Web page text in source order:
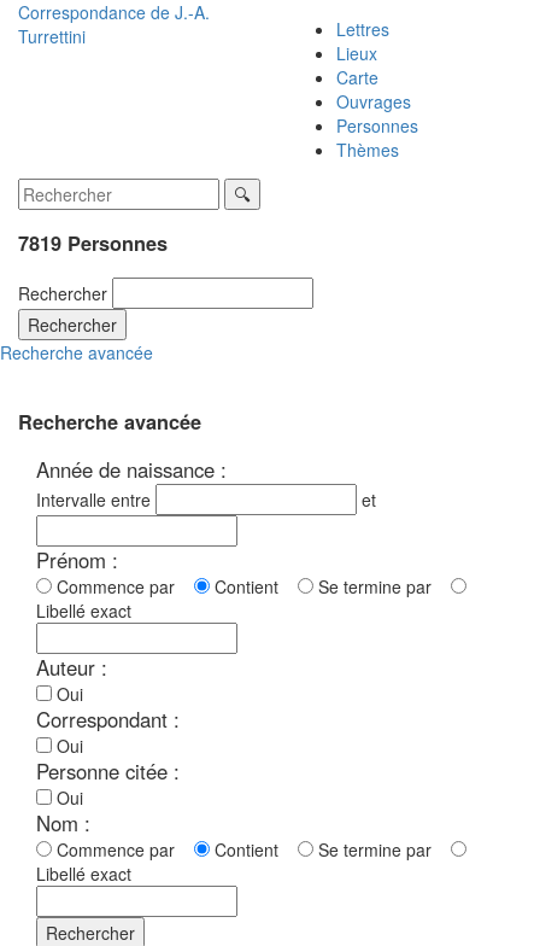
Correspondance de J.-A.
Turrettini
Lettres
Lieux
Carte
Ouvrages
Personnes
Thèmes
7819 Personnes
Rechercher
Rechercher
Recherche avancée
Recherche avancée
Année de naissance :
Intervalle entre et
Prénom :
Commence par Contient
Se termine par
Libellé exact
Auteur :
Oui
Correspondant :
Oui
Personne citée :
Oui
Nom :
Commence par Contient
Se termine par
Libellé exact
Rechercher